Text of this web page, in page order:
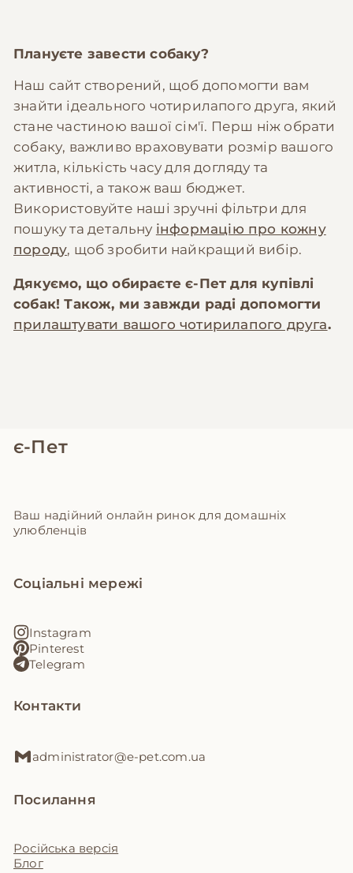
Плануєте завести собаку?
Наш сайт створений, щоб допомогти вам
знайти ідеального чотирилапого друга, який
стане частиною вашої сім'ї. Перш ніж обрати
собаку, важливо враховувати розмір вашого
житла, кількість часу для догляду та
активності, а також ваш бюджет.
Використовуйте наші зручні фільтри для
пошуку та детальну інформацію про кожну
породу, щоб зробити найкращий вибір.
Дякуємо, що обираєтеє-Пет для купівлі
собак! Також, ми завжди раді допомогти
прилаштувати вашого чотирилапого друга.
є-Пет
Ваш надійний онлайн ринок для домашніх
улюбленців
Соціальні мережі
Instagram
Pinterest
Telegram
Контакти
administrator@e-pet.com.ua
Посилання
Російська версія
Блог